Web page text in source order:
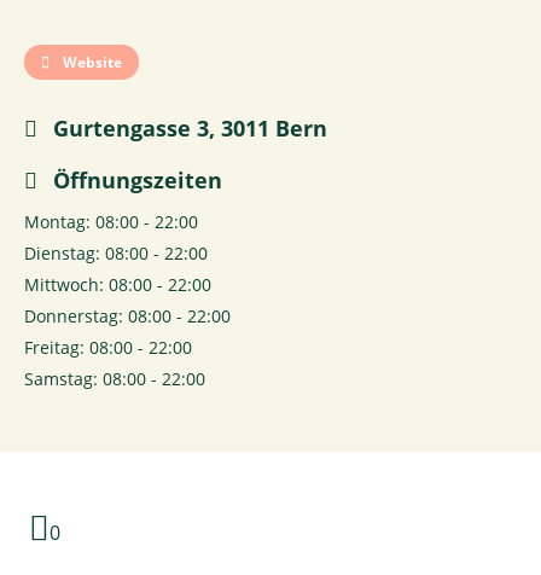
Website
Gurtengasse 3, 3011 Bern
Öffnungszeiten
Montag: 08:00 - 22:00
Dienstag: 08:00 - 22:00
Mittwoch: 08:00 - 22:00
Donnerstag: 08:00 - 22:00
Freitag: 08:00 - 22:00
Samstag: 08:00 - 22:00
0